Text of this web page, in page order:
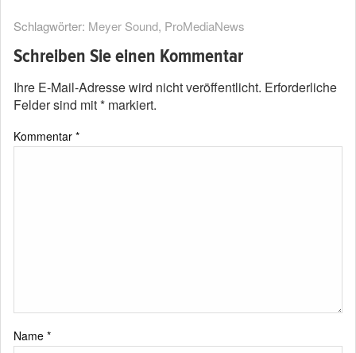
Schlagwörter: Meyer Sound, ProMediaNews
Schreiben Sie einen Kommentar
Ihre E-Mail-Adresse wird nicht veröffentlicht. Erforderliche
Felder sind mit* markiert.
Kommentar *
Name *